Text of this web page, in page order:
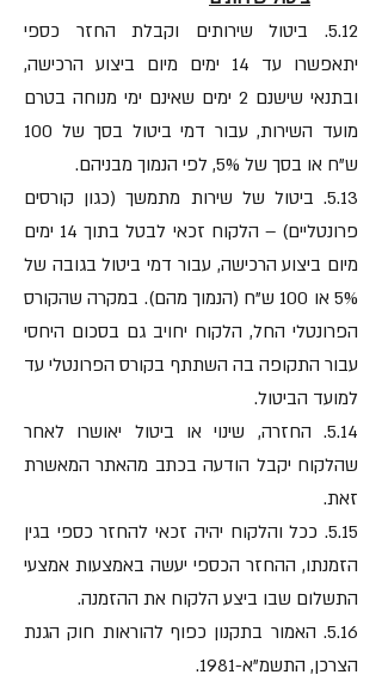
5.12. ביטול שירותים וקבלת החזר כספי
יתאפשרו עד 14 ימים מיום ביצוע הרכישה,
ובתנאי שישנם 2 ימים שאינם ימי מנוחה בטרם
מועד השירות, עבור דמי ביטול בסך של 100
ש"ח או בסך של 5%, לפי הנמוך מבניהם.
5.13. ביטול של שירות מתמשך (כגון קורסים
פרונטליים) – הלקוח זכאי לבטל בתוך 14 ימים
מיום ביצוע הרכישה, עבור דמי ביטול בגובה של
5% או 100 ש"ח (הנמוך מהם). במקרה שהקורס
הפרונטלי החל, הלקוח יחויב גם בסכום היחסי
עבור התקופה בה השתתף בקורס הפרונטלי עד
למועד הביטול.
5.14. החזרה, שינוי או ביטול יאושרו לאחר
שהלקוח יקבל הודעה בכתב מהאתר המאשרת
זאת.
5.15. ככל והלקוח יהיה זכאי להחזר כספי בגין
הזמנתו, ההחזר הכספי יעשה באמצעות אמצעי
התשלום שבו ביצע הלקוח את ההזמנה.
5.16. האמור בתקנון כפוף להוראות חוק הגנת
הצרכן, התשמ"א-1981.